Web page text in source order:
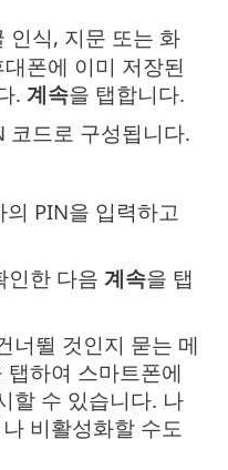
인식, 지문 또는 화
폰에 이미 저장된
. 계속을 탭합니다.
코드로 구성됩니다.
PIN을 입력하고
인한 다음 계속을 탭
너뛸 것인지 묻는 메
탭하여 스마트폰에
할 수 있습니다. 나
비활성화할 수도